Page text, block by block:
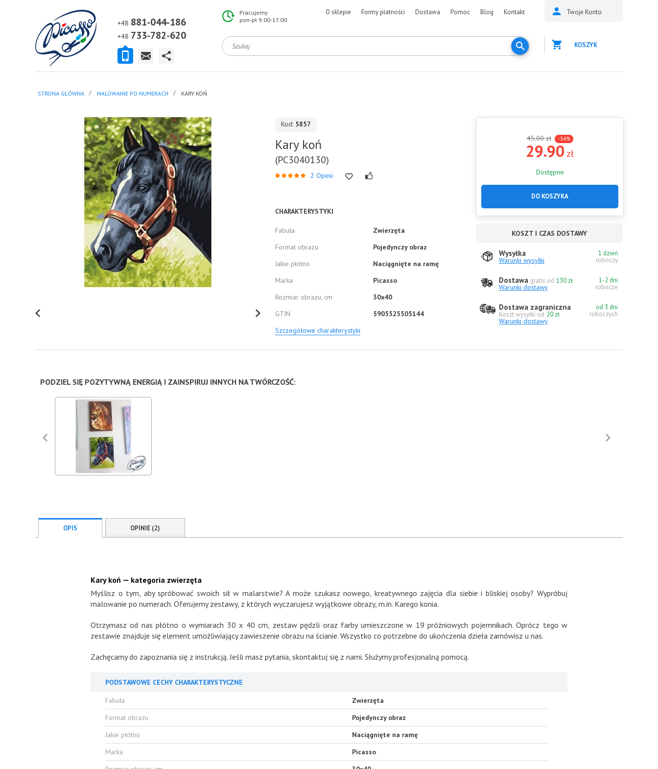
+48 881-044-186
+48 733-782-620
Pracujemy
pon-pt 9.00-17.00
O sklepie Formy płatności Dostawa Pomoc Blog Kontakt Twoje Konto
KOSZYK
STRONA GŁÓWNA MALOWANIE PO NUMERACH KARY KOŃ
Kod: 5857
Kary koń
(PC3040130)
2 Opinii
CHARAKTERYSTYKI
Fabuła
Zwierzęta
Format obrazu
Pojedynczy obraz
Jakie płótno
Naciągnięte na ramę
Marka
Picasso
Rozmiar obrazu, cm
30x40
GTIN
5905525505144
Szczegółowe charakterystyki
45.00zł -34%
29.90 zł
Dostępne
DO KOSZYKA
KOSZT I CZAS DOSTAWY
Wysyłka
Warunki wysyłki
1 dzień
roboczy
Dostawa gratis od 130 zł
Warunki dostawy
1-2 dni
robocze
Dostawa zagraniczna
Koszt wysyłki od 20 zł
Warunki dostawy
od 3 dni
roboczych
PODZIEL SIĘ POZYTYWNĄ ENERGIĄ I ZAINSPIRUJ INNYCH NA TWÓRCZOŚĆ:
OPIS OPINIE (2)
Kary koń — kategoria zwierzęta
Myślisz o tym, aby spróbować swoich sił w malarstwie? A może szukasz nowego, kreatywnego zajęcia dla siebie i bliskiej osoby? Wypróbuj
malowanie po numerach. Oferujemy zestawy, z których wyczarujesz wyjątkowe obrazy, m.in. Karego konia.
Otrzymasz od nas płótno o wymiarach 30 x 40 cm, zestaw pędzli oraz farby umieszczone w 19 próżniowych pojemnikach. Oprócz tego w
zestawie znajduje się element umożliwiający zawieszenie obrazu na ścianie. Wszystko co potrzebne do ukończenia dzieła zamówisz u nas.
Zachęcamy do zapoznania się z instrukcją. Jeśli masz pytania, skontaktuj się z nami. Służymy profesjonalną pomocą.
PODSTAWOWE CECHY CHARAKTERYSTYCZNE
Fabuła
Zwierzęta
Format obrazu
Pojedynczy obraz
Jakie płótno
Naciągnięte na ramę
Marka
Picasso